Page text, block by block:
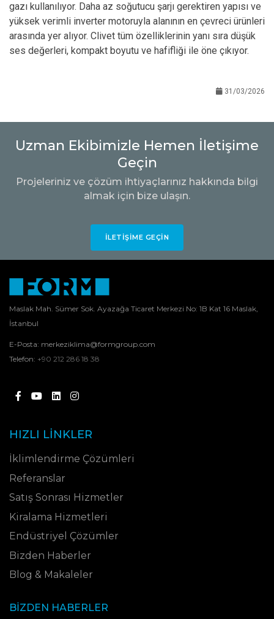
gazı kullanılıyor. Daha az soğutucu şarjı gerektiren yapısı ve
yüksek verimli inverter motoruyla alanının en çevreci ürünleri
arasında yer alıyor. Clivet tüm özelliklerinin yanı sıra düşük
ses değerleri, kompakt boyutu ve hafifliği ile öne çıkıyor.
31/03/2026
Uzman Ekibimizle Hemen İletişime
Geçin
Projeleriniz ve çözüm ihtiyaçlarınız hakkında bilgi
almak için bize ulaşın.
İLETIŞIME GEÇIN
Maslak Mah. Sümer Sok. Ayazağa Ticaret Merkezi No: 1B Kat 16 Maslak,
İstanbul
E-Posta: merkeziklima@formgroup.com
Telefon: +90 212 286 18 38
HIZLI LINKLER
İklimlendirme Çözümleri
Referanslar
Satış Sonrası Hizmetler
Kiralama Hizmetleri
Endüstriyel Çözümler
Bizden Haberler
Blog & Makaleler
BIZDEN HABERLER